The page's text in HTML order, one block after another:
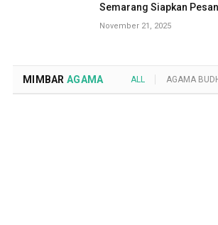
Semarang Siapkan
November 21, 2025
MIMBAR AGAMA ALL AGAMA